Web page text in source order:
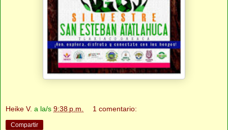
Heike V. a la/s 9:38 p.m. 1 comentario:
Compartir